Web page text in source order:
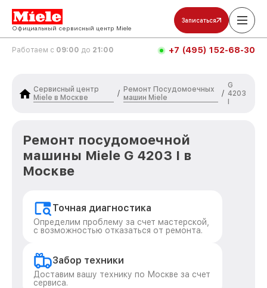
Официальный сервисный центр Miele
Записаться
Работаем с 09:00 до 21:00 +7 (495) 152-68-30
Сервисный центр
Miele в Москве
/
Ремонт Посудомоечных
машин Miele
/
G
4203
Ремонт посудомоечной
машины Miele G 4203 I в
Москве
Точная диагностика
Определим проблему за счет мастерской,
с возможностью отказаться от ремонта.
Забор техники
Доставим вашу технику по Москве за счет
сервиса.